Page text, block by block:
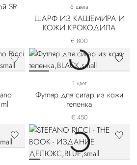
SR 6 цвета
ШАРФ ИЗ КАШЕМИРА И
КОЖИ КРОКОДИЛА
€ 800
1 цвет
Футляр для сигар из кожи
теленка
€ 450